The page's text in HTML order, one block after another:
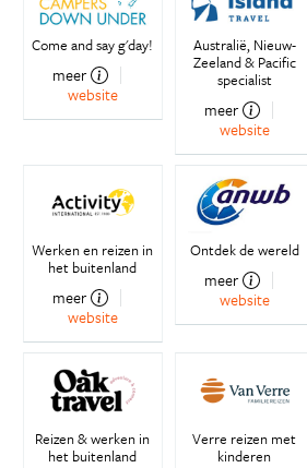
Come and say g'day!
meer
website
Australië, Nieuw-
Zeeland & Pacific
specialist
meer
website
Werken en reizen in
het buitenland
meer
website
Ontdek de wereld
meer
website
Reizen & werken in
het buitenland
Verre reizen met
kinderen